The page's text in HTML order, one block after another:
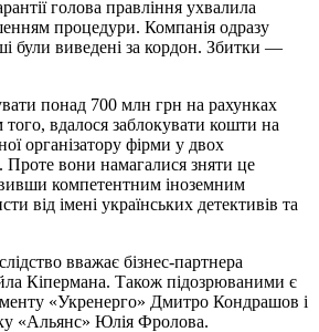
голова правління ухвалила
процедури. Компанія одразу
були виведені за кордон. Збитки —
понад 700 млн грн на рахунках
вдалося заблокувати кошти на
організатору фірми у двох
Проте вони намагалися зняти це
компетентним іноземним
від імені українських детективів та
вважає бізнес-партнера
Кіпермана. Також підозрюваними є
«Укренерго» Дмитро Кондрашов і
«Альянс» Юлія Фролова.